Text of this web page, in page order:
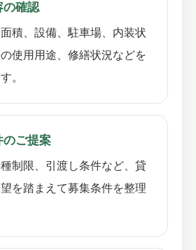
の確認
積、設備、駐車場、内装状
使用用途、修繕状況などを
。
のご提案
制限、引渡し条件など、貸
を踏まえて募集条件を整理